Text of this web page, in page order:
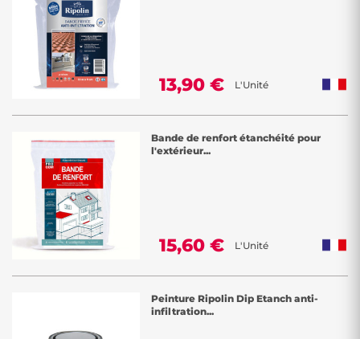
13,90 € L'Unité
Bande de renfort étanchéité pour
l'extérieur...
15,60 € L'Unité
Peinture Ripolin Dip Etanch anti-
infiltration...